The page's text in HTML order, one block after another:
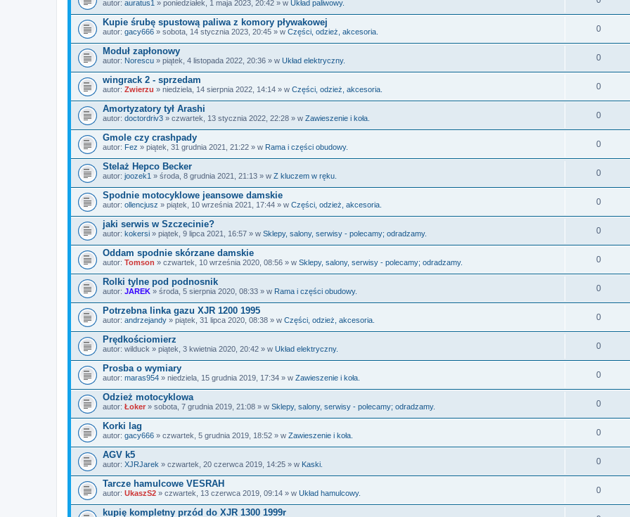
autor: auratus1 » poniedziałek, 1 maja 2023, 20:42 » w Układ paliwowy.
Kupie śrubę spustową paliwa z komory pływakowej
autor: gacy666 » sobota, 14 stycznia 2023, 20:45 » w Części, odzież, akcesoria. 0
Moduł zapłonowy
autor: Norescu » piątek, 4 listopada 2022, 20:36 » w Układ elektryczny. 0
wingrack 2 - sprzedam
autor: Zwierzu » niedziela, 14 sierpnia 2022, 14:14 » w Części, odzież, akcesoria. 0
Amortyzatory tył Arashi
autor: doctordriv3 » czwartek, 13 stycznia 2022, 22:28 » w Zawieszenie i koła. 0
Gmole czy crashpady
autor: Fez » piątek, 31 grudnia 2021, 21:22 » w Rama i części obudowy. 0
Stelaż Hepco Becker
autor: joozek1 » środa, 8 grudnia 2021, 21:13 » w Z kluczem w ręku. 0
Spodnie motocyklowe jeansowe damskie
autor: ollencjusz » piątek, 10 września 2021, 17:44 » w Części, odzież, akcesoria. 0
jaki serwis w Szczecinie?
autor: kokersi » piątek, 9 lipca 2021, 16:57 » w Sklepy, salony, serwisy - polecamy; odradzamy. 0
Oddam spodnie skórzane damskie
autor: Tomson » czwartek, 10 września 2020, 08:56 » w Sklepy, salony, serwisy - polecamy; odradzamy. 0
Rolki tylne pod podnosnik
autor: JAREK » środa, 5 sierpnia 2020, 08:33 » w Rama i części obudowy. 0
Potrzebna linka gazu XJR 1200 1995
autor: andrzejandy » piątek, 31 lipca 2020, 08:38 » w Części, odzież, akcesoria. 0
Prędkościomierz
autor: wilduck » piątek, 3 kwietnia 2020, 20:42 » w Układ elektryczny. 0
Prosba o wymiary
autor: maras954 » niedziela, 15 grudnia 2019, 17:34 » w Zawieszenie i koła. 0
Odzież motocyklowa
autor: Łoker » sobota, 7 grudnia 2019, 21:08 » w Sklepy, salony, serwisy - polecamy; odradzamy. 0
Korki lag
autor: gacy666 » czwartek, 5 grudnia 2019, 18:52 » w Zawieszenie i koła. 0
AGV k5
autor: XJRJarek » czwartek, 20 czerwca 2019, 14:25 » w Kaski. 0
Tarcze hamulcowe VESRAH
autor: UkaszS2 » czwartek, 13 czerwca 2019, 09:14 » w Układ hamulcowy. 0
kupię kompletny przód do XJR 1300 1999r